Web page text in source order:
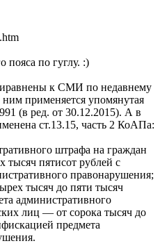
пояса по гуглу. :)
к СМИ по недавнему
ним применяется упомянутая
(в ред. от 30.12.2015). А в
ст.13.15, часть 2 КоАПа:
штрафа на граждан
тысяч пятисот рублей с
правонарушения;
тысяч до пяти тысяч
административного
лиц — от сорока тысяч до
предмета